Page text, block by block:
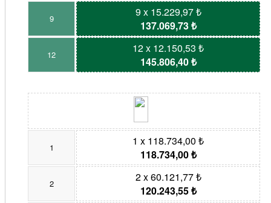
9
9 x 15.229,97 ₺
137.069,73 ₺
12
12 x 12.150,53 ₺
145.806,40 ₺
1
1 x 118.734,00 ₺
118.734,00 ₺
2
2 x 60.121,77 ₺
120.243,55 ₺